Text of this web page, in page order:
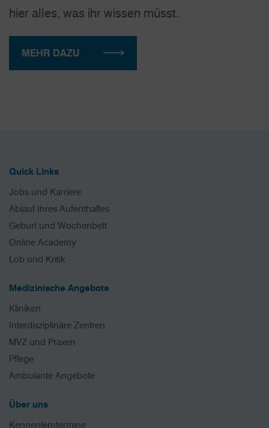
hier alles, was ihr wissen müsst.
MEHR DAZU
Quick Links
Jobs und Karriere
Ablauf Ihres Aufenthaltes
Geburt und Wochenbett
Online Academy
Lob und Kritik
Medizinische Angebote
Kliniken
Interdisziplinäre Zentren
MVZ und Praxen
Pflege
Ambulante Angebote
Über uns
Kennenlerntermine